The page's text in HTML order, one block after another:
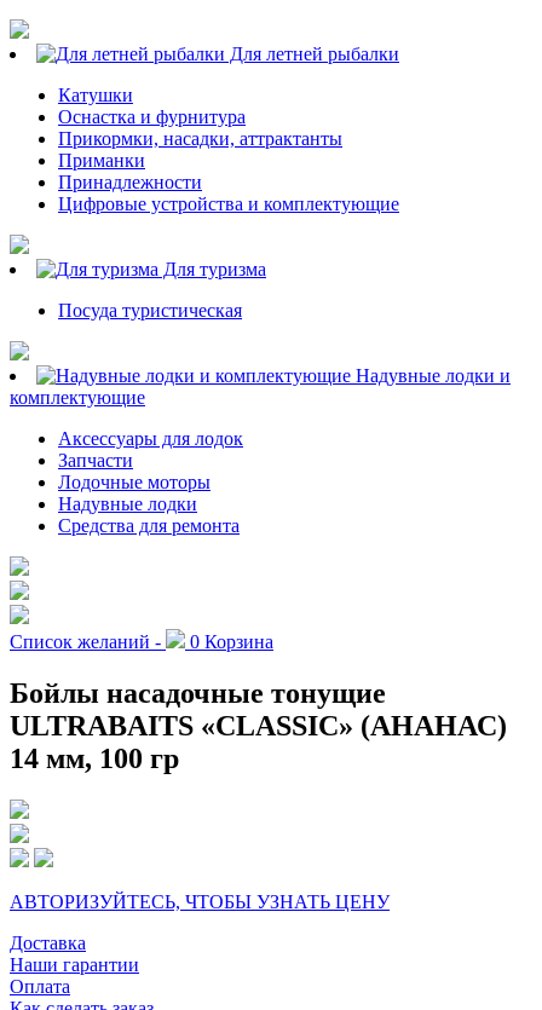
Для летней рыбалки
Катушки
Оснастка и фурнитура
Прикормки, насадки, аттрактанты
Приманки
Принадлежности
Цифровые устройства и комплектующие
Для туризма
Посуда туристическая
Надувные лодки и
комплектующие
Аксессуары для лодок
Запчасти
Лодочные моторы
Надувные лодки
Средства для ремонта
Список желаний - 0 Корзина
Бойлы насадочные тонущие
ULTRABAITS «CLASSIC» (АНАНАС)
14 мм, 100 гр
АВТОРИЗУЙТЕСЬ, ЧТОБЫ УЗНАТЬ ЦЕНУ
Доставка
Наши гарантии
Оплата